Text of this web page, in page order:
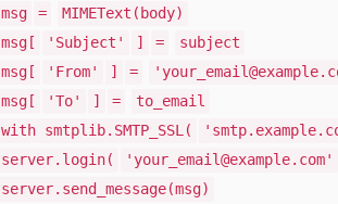
msg
=
MIMEText(body)
msg[
'Subject' ] =
subject
msg[
'From' ] =
msg[
'To' ] =
to_email
with smtplib.SMTP_SSL(
server.login(
'your_email@example.com'
server.send_message(msg)